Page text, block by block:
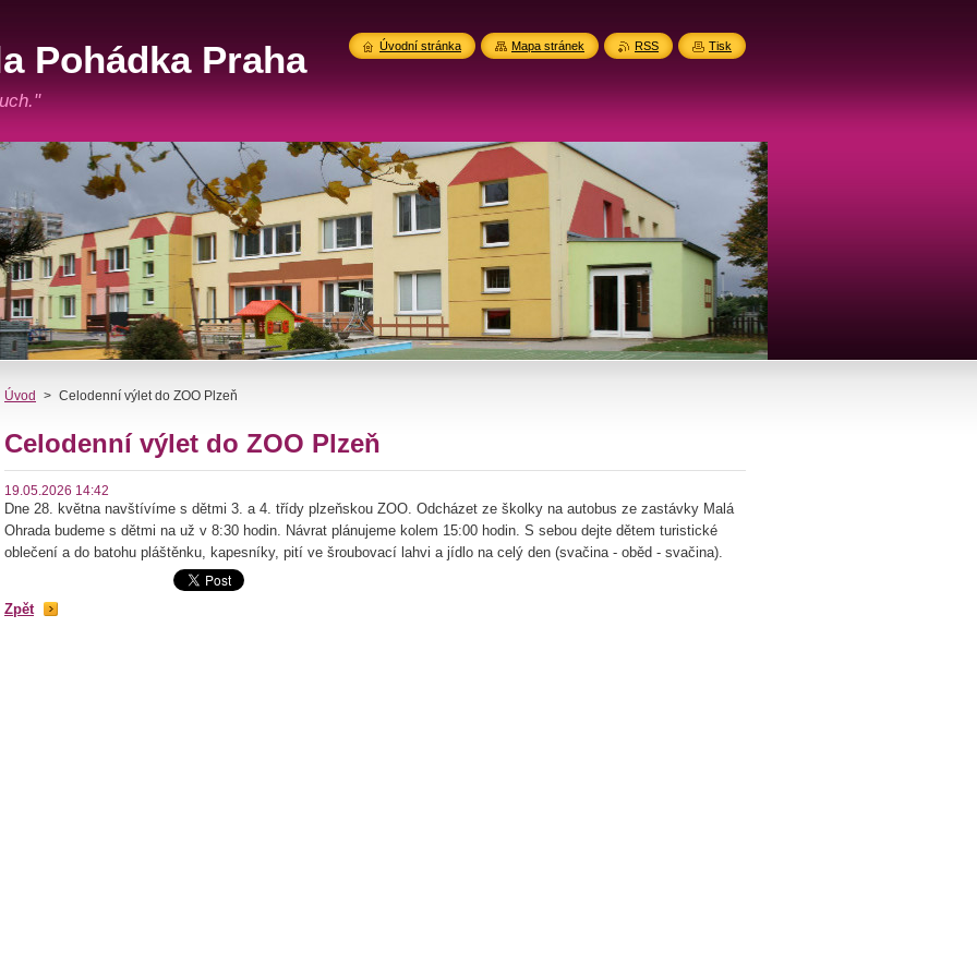
Pohádka Praha
Úvod > Celodenní výlet do ZOO Plzeň
Celodenní výlet do ZOO Plzeň
19.05.2026 14:42
Dne 28. května navštívíme s dětmi 3. a 4. třídy plzeňskou ZOO. Odcházet ze školky na autobus ze zastávky Malá
Ohrada budeme s dětmi na už v 8:30 hodin. Návrat plánujeme kolem 15:00 hodin. S sebou dejte dětem turistické
oblečení a do batohu pláštěnku, kapesníky, pití ve šroubovací lahvi a jídlo na celý den (svačina - oběd - svačina).
Zpět
Úvodní stránka Mapa stránek RSS Tisk